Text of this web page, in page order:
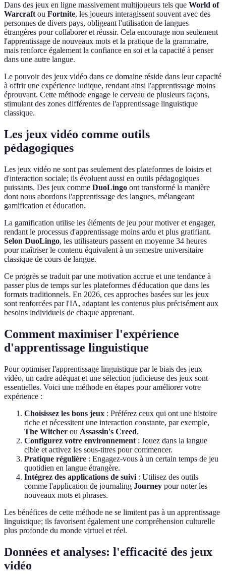
Dans des jeux en ligne massivement multijoueurs tels que World of
Warcraftou Fortnite, les joueurs interagissent souvent avec des
personnes de divers pays, obligeant l'utilisation de langues
étrangères pour collaborer et réussir. Cela encourage non seulement
l'apprentissage de nouveaux mots et la pratique de la grammaire,
mais renforce également la confiance en soi et la capacité à penser
dans une autre langue.
Le pouvoir des jeux vidéo dans ce domaine réside dans leur capacité
à offrir une expérience ludique, rendant ainsi l'apprentissage moins
éprouvant. Cette méthode engage le cerveau de plusieurs façons,
stimulant des zones différentes de l'apprentissage linguistique
classique.
Les jeux vidéo comme outils
pédagogiques
Les jeux vidéo ne sont pas seulement des plateformes de loisirs et
d'interaction sociale; ils évoluent aussi en outils pédagogiques
puissants. Des jeux comme DuoLingo ont transformé la manière
dont nous abordons l'apprentissage des langues, mélangeant
gamification et éducation.
La gamification utilise les éléments de jeu pour motiver et engager,
rendant le processus d'apprentissage moins ardu et plus gratifiant.
Selon DuoLingo, les utilisateurs passent en moyenne 34 heures
pour maîtriser le contenu équivalent à un semestre universitaire
classique de cours de langue.
Ce progrès se traduit par une motivation accrue et une tendance à
passer plus de temps sur les plateformes d'éducation que dans les
formats traditionnels. En 2026, ces approches basées sur les jeux
sont renforcées par l'IA, adaptant les contenus plus précisément aux
besoins individuels de chaque apprenant.
Comment maximiser l'expérience
d'apprentissage linguistique
Pour optimiser l'apprentissage linguistique par le biais des jeux
vidéo, un cadre adéquat et une sélection judicieuse des jeux sont
essentielles. Voici une méthode en étapes pour améliorer votre
expérience :
Choisissez les bons jeux : Préférez ceux qui ont une histoire
riche et nécessitent une interaction constante, par exemple,
The Witcher ou Assassin's Creed.
Configurez votre environnement : Jouez dans la langue
cible et activez les sous-titres pour commencer.
Pratique régulière : Engagez-vous à un certain temps de jeu
quotidien en langue étrangère.
Intégrez des applications de suivi : Utilisez des outils
comme l'application de journaling Journey pour noter les
nouveaux mots et phrases.
Les bénéfices de cette méthode ne se limitent pas à un apprentissage
linguistique; ils favorisent également une compréhension culturelle
plus profonde du monde virtuel et réel.
Données et analyses: l'efficacité des jeux
vidéo